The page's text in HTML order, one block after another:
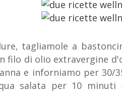
tagliamole a
filo di olio extravergine
e inforniamo per 30/
salata per 10